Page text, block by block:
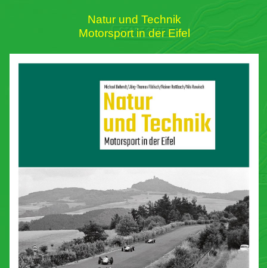
Natur und Technik
Motorsport in der Eifel